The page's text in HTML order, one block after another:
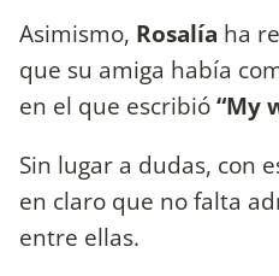
Asimismo, Rosalía ha
que su amiga había
en el que escribió“My
Sin lugar a dudas, con
en claro que no falta
entre ellas.